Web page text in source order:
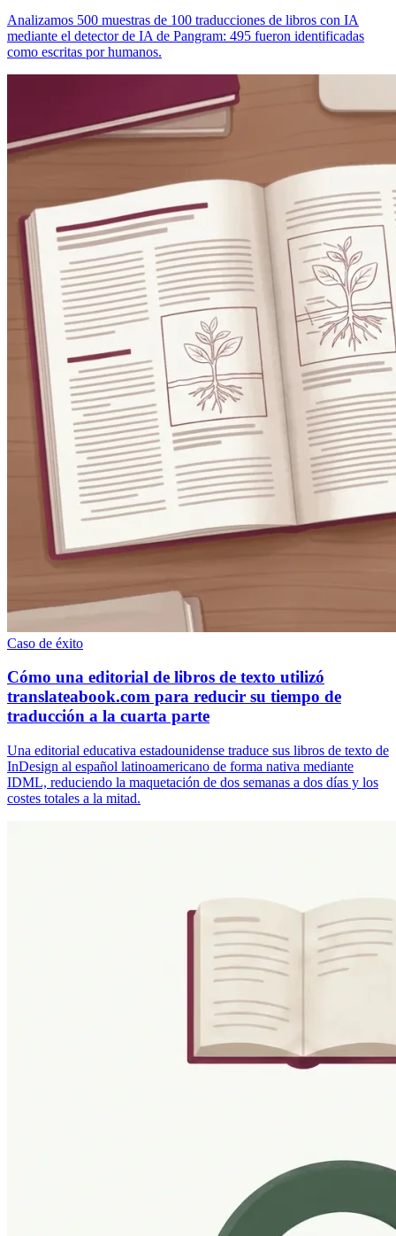
Analizamos 500 muestras de 100 traducciones de libros con IA
mediante el detector de IA de Pangram: 495 fueron identificadas
como escritas por humanos.
Caso de éxito
Cómo una editorial de libros de texto utilizó
translateabook.com para reducir su tiempo de
traducción a la cuarta parte
Una editorial educativa estadounidense traduce sus libros de texto de
InDesign al español latinoamericano de forma nativa mediante
IDML, reduciendo la maquetación de dos semanas a dos días y los
costes totales a la mitad.